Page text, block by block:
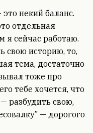
некий баланс.
отдельная
я сейчас работаю.
свою историю, то,
тема, достаточно
тоже про
тебе хочется, что
разбудить свою,
— дорогого